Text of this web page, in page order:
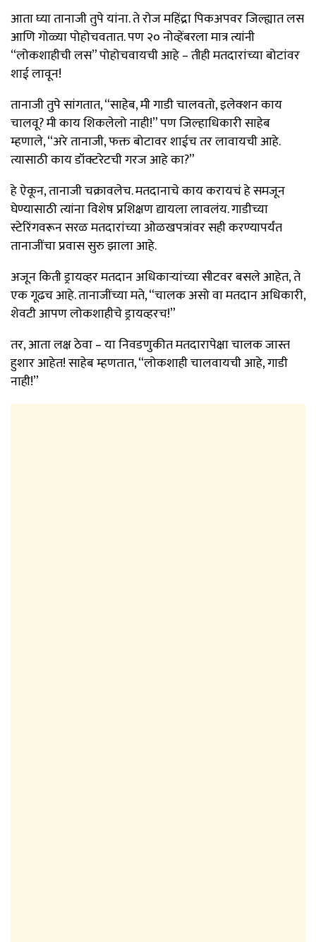
आता घ्या तानाजी तुपे यांना. ते रोज महिंद्रा पिकअपवर जिल्ह्यात लस
आणि गोळ्या पोहोचवतात. पण २० नोव्हेंबरला मात्र त्यांनी
“लोकशाहीची लस” पोहोचवायची आहे – तीही मतदारांच्या बोटांवर
शाई लावून!
तानाजी तुपे सांगतात, “साहेब, मी गाडी चालवतो, इलेक्शन काय
चालवू? मी काय शिकलेलो नाही!” पण जिल्हाधिकारी साहेब
म्हणाले, “अरे तानाजी, फक्त बोटावर शाईच तर लावायची आहे.
त्यासाठी काय डॉक्टरेटची गरज आहे का?”
हे ऐकून, तानाजी चक्रावलेच. मतदानाचे काय करायचं हे समजून
घेण्यासाठी त्यांना विशेष प्रशिक्षण द्यायला लावलंय. गाडीच्या
स्टेरिंगवरून सरळ मतदारांच्या ओळखपत्रांवर सही करण्यापर्यंत
तानाजींचा प्रवास सुरु झाला आहे.
अजून किती ड्रायव्हर मतदान अधिकाऱ्यांच्या सीटवर बसले आहेत, ते
एक गूढच आहे. तानाजींच्या मते, “चालक असो वा मतदान अधिकारी,
शेवटी आपण लोकशाहीचे ड्रायव्हरच!”
तर, आता लक्ष ठेवा – या निवडणुकीत मतदारापेक्षा चालक जास्त
हुशार आहेत! साहेब म्हणतात, “लोकशाही चालवायची आहे, गाडी
नाही!”